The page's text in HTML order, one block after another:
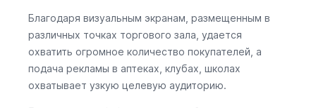
Indoor рекламы.
Благодаря визуальным экранам, размещенным в
различных точках торгового зала, удается
охватить огромное количество покупателей, а
подача рекламы в аптеках, клубах, школах
охватывает узкую целевую аудиторию.